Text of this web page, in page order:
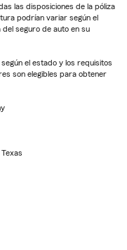
las disposiciones de la póliza
podrían variar según el
seguro de auto en su
el estado y los requisitos
son elegibles para obtener